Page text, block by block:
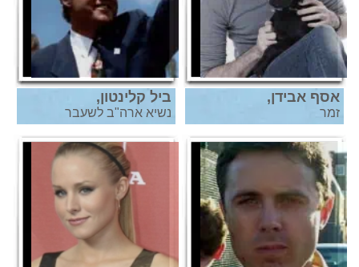
אסף אבידן,
זמר
ביל קלינטון,
נשיא ארה"ב לשעבר